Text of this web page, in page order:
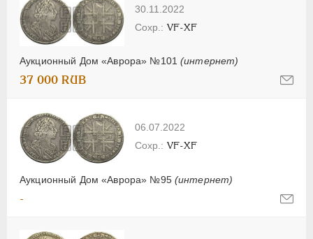
30.11.2022
Аукционный Дом «Аврора» №101(интернет)
VF-XF
37 000 RUB
06.07.2022
Аукционный Дом «Аврора» №95 (интернет)
VF-XF
-